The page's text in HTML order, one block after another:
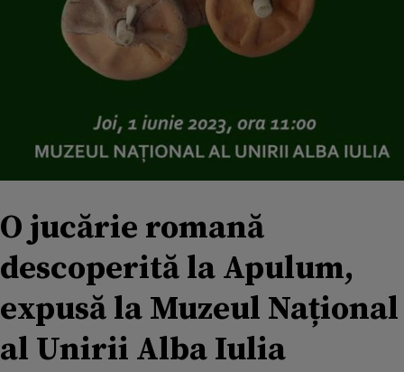
O jucărie romană
descoperită la Apulum,
expusă la Muzeul Național
al Unirii Alba Iulia